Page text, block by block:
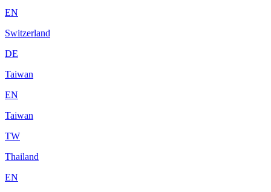
EN
Switzerland
DE
Taiwan
EN
Taiwan
TW
Thailand
EN